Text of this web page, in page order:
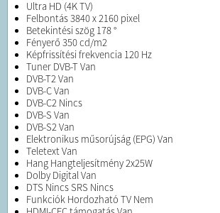
Ultra HD (4K TV)
Felbontás 3840 x 2160 pixel
Betekintési szög 178 °
Fényerő 350 cd/m2
Képfrissítési frekvencia 120 Hz
Tuner DVB-T Van
DVB-T2 Van
DVB-C Van
DVB-C2 Nincs
DVB-S Van
DVB-S2 Van
Elektronikus műsorújság (EPG) Van
Teletext Van
Hang Hangteljesítmény 2x25W
Dolby Digital Van
DTS Nincs SRS Nincs
Funkciók Hordozható TV Nem